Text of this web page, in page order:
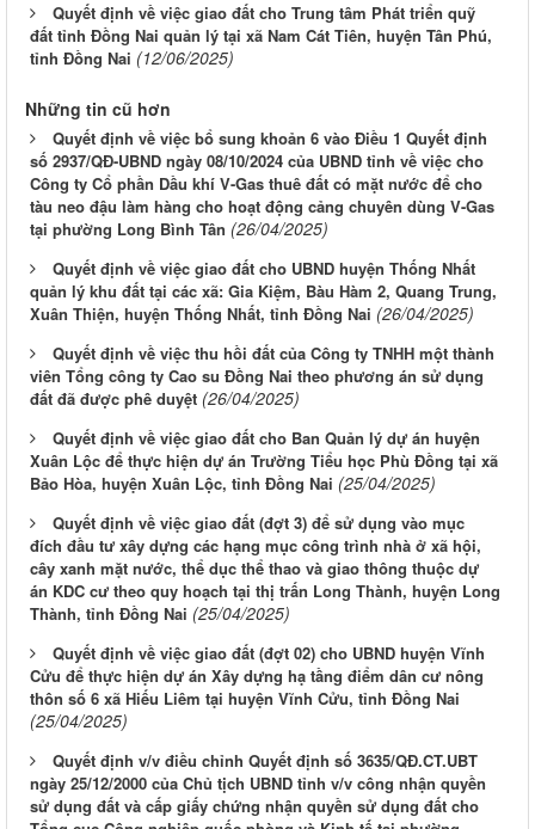
Quyết định về việc giao đất cho Trung tâm Phát triển quỹ
đất tỉnh Đồng Nai quản lý tại xã Nam Cát Tiên, huyện Tân Phú,
tỉnh Đồng Nai (12/06/2025)
Những tin cũ hơn
Quyết định về việc bổ sung khoản 6 vào Điều 1 Quyết định
số 2937/QĐ-UBND ngày 08/10/2024 của UBND tỉnh về việc cho
Công ty Cổ phần Dầu khí V-Gas thuê đất có mặt nước để cho
tàu neo đậu làm hàng cho hoạt động cảng chuyên dùng V-Gas
tại phường Long Bình Tân (26/04/2025)
Quyết định về việc giao đất cho UBND huyện Thống Nhất
quản lý khu đất tại các xã: Gia Kiệm, Bàu Hàm 2, Quang Trung,
Xuân Thiện, huyện Thống Nhất, tỉnh Đồng Nai (26/04/2025)
Quyết định về việc thu hồi đất của Công ty TNHH một thành
viên Tổng công ty Cao su Đồng Nai theo phương án sử dụng
đất đã được phê duyệt (26/04/2025)
Quyết định về việc giao đất cho Ban Quản lý dự án huyện
Xuân Lộc để thực hiện dự án Trường Tiểu học Phù Đồng tại xã
Bảo Hòa, huyện Xuân Lộc, tỉnh Đồng Nai (25/04/2025)
Quyết định về việc giao đất (đợt 3) để sử dụng vào mục
đích đầu tư xây dựng các hạng mục công trình nhà ở xã hội,
cây xanh mặt nước, thể dục thể thao và giao thông thuộc dự
án KDC cư theo quy hoạch tại thị trấn Long Thành, huyện Long
Thành, tỉnh Đồng Nai (25/04/2025)
Quyết định về việc giao đất (đợt 02) cho UBND huyện Vĩnh
Cửu để thực hiện dự án Xây dựng hạ tầng điểm dân cư nông
thôn số 6 xã Hiếu Liêm tại huyện Vĩnh Cửu, tỉnh Đồng Nai
(25/04/2025)
Quyết định v/v điều chỉnh Quyết định số 3635/QĐ.CT.UBT
ngày 25/12/2000 của Chủ tịch UBND tỉnh v/v công nhận quyền
sử dụng đất và cấp giấy chứng nhận quyền sử dụng đất cho